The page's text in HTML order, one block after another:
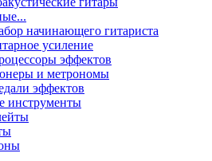
начинающего гитариста
усиление
эффектов
и метрономы
эффектов
инструменты